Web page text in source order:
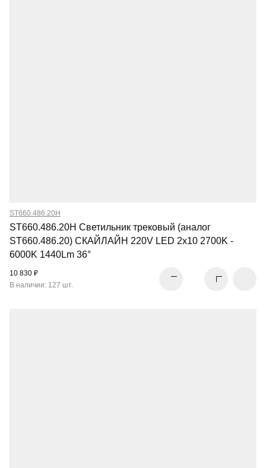
ST660.486.20H
ST660.486.20H Светильник трековый (аналог
ST660.486.20) СКАЙЛАЙН 220V LED 2x10 2700K -
6000K 1440Lm 36°
10 830 ₽
В наличии: 127 шт.